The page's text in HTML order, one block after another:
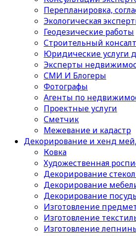
Перепланировка,
Экологическая
Геодезические работы
Строительный
Юридические услуги
Эксперты
СМИ И Блогеры
Фотографы
Агенты по
Проектные услуги
Сметчик
Межевание и кадастр
Декорирование и хенд
Ковка
Художественная
Декорирование
Декорирование
Декорирование
Изготовление
Изготовление
Изготовление